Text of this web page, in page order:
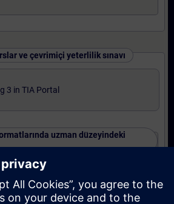
ve çevrimiçi yeterlilik sınavı
3 in TIA Portal
uzman düzeyindeki
Portal Program 3